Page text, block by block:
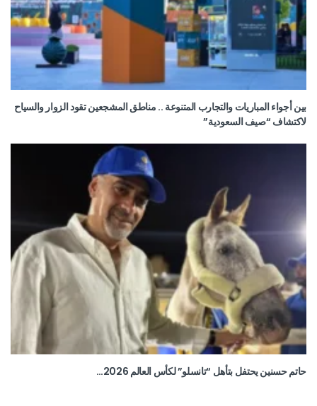
بين أجواء المباريات والتجارب المتنوعة .. مناطق المشجعين تقود الزوار والسياح
لاكتشاف “صيف السعودية”
حاتم حسنين يحتفل بتأهل “تانسلو” لكأس العالم 2026…